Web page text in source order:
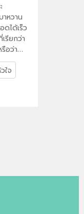
าหวาน
ดได้เร็ว
รียกว่า
อว่า
จะเกิด
ดลิ่ม
ใจ